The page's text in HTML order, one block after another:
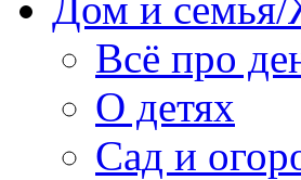
Всё про
О детях
Сад и